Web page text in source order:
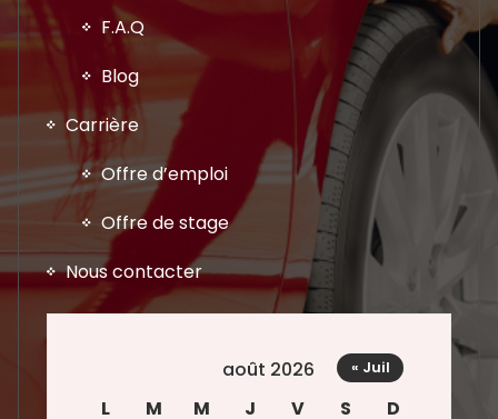
F.A.Q
Blog
Carrière
Offre d’emploi
Offre de stage
Nous contacter
août 2026
L
M M J V S D
« Juil